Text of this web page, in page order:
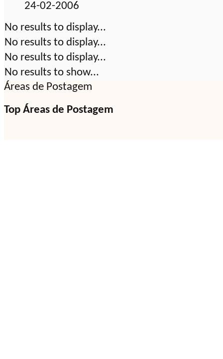
24-02-2006
No results to display...
No results to display...
No results to display...
No results to show...
Áreas de Postagem
Top Áreas de Postagem